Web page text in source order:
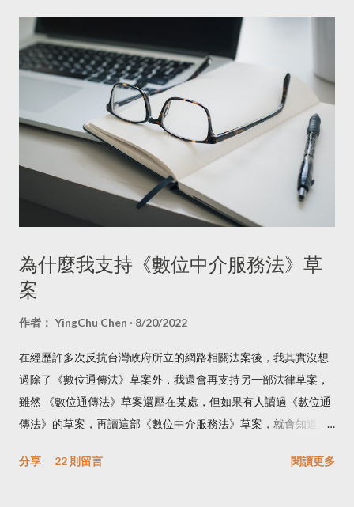
為什麼我支持《數位中介服務法》草
案
作者： YingChu Chen 8/20/2022
在經歷許多次反抗台灣政府所立的網路相關法案後，我其實沒想
過除了《數位通傳法》草案外，我還會再支持另一部法律草案，
雖然 《數位通傳法》草案還壓在某處，但如果有人讀過《數位通
傳法》的草案，再讀這部《數位中介服務法》草案，就會知道這
重要的，這是我第一次看到引入國際網路治理多方利害關係人機
分享 22 則留言 閱讀更多